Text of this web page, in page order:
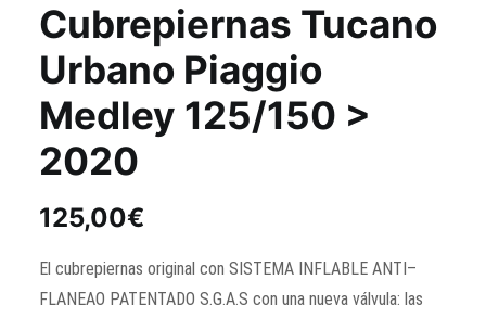
Cubrepiernas Tucano
Urbano Piaggio
Medley 125/150 >
2020
125,00€
El cubrepiernas original con SISTEMA INFLABLE ANTI–
FLANEAO PATENTADO S.G.A.S con una nueva válvula: las